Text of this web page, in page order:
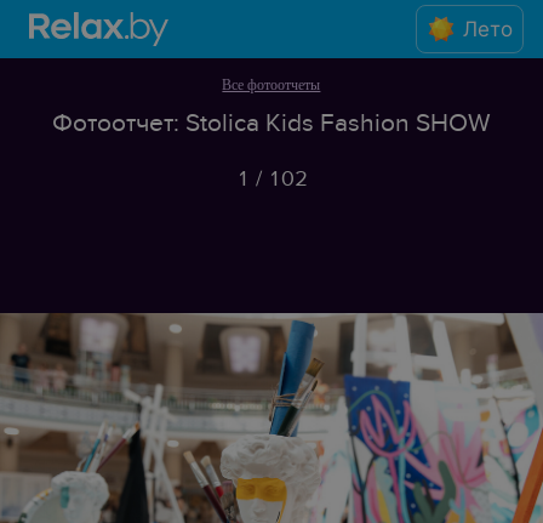
Лето
Все фотоотчеты
Фотоотчет: Stolica Kids Fashion SHOW
1 / 102